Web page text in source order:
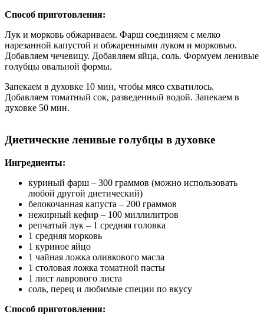
Способ приготовления:
Лук и морковь обжариваем. Фарш соединяем с мелко
нарезанной капустой и обжаренными луком и морковью.
Добавляем чечевицу. Добавляем яйца, соль. Формуем ленивые
голубцы овальной формы.
Запекаем в духовке 10 мин, чтобы мясо схватилось.
Добавляем томатный сок, разведенный водой. Запекаем в
духовке 50 мин.
Диетические ленивые голубцы в духовке
Ингредиенты:
куриный фарш – 300 граммов (можно использовать
любой другой диетический)
белокочанная капуста – 200 граммов
нежирный кефир – 100 миллилитров
репчатый лук – 1 средняя головка
1 средняя морковь
1 куриное яйцо
1 чайная ложка оливкового масла
1 столовая ложка томатной пасты
1 лист лаврового листа
соль, перец и любимые специи по вкусу
Способ приготовления: